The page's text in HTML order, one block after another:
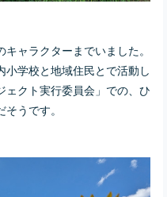
ャラクターまでいました。
小学校と地域住民とで活動し
ェクト実行委員会」での、ひ
うです。